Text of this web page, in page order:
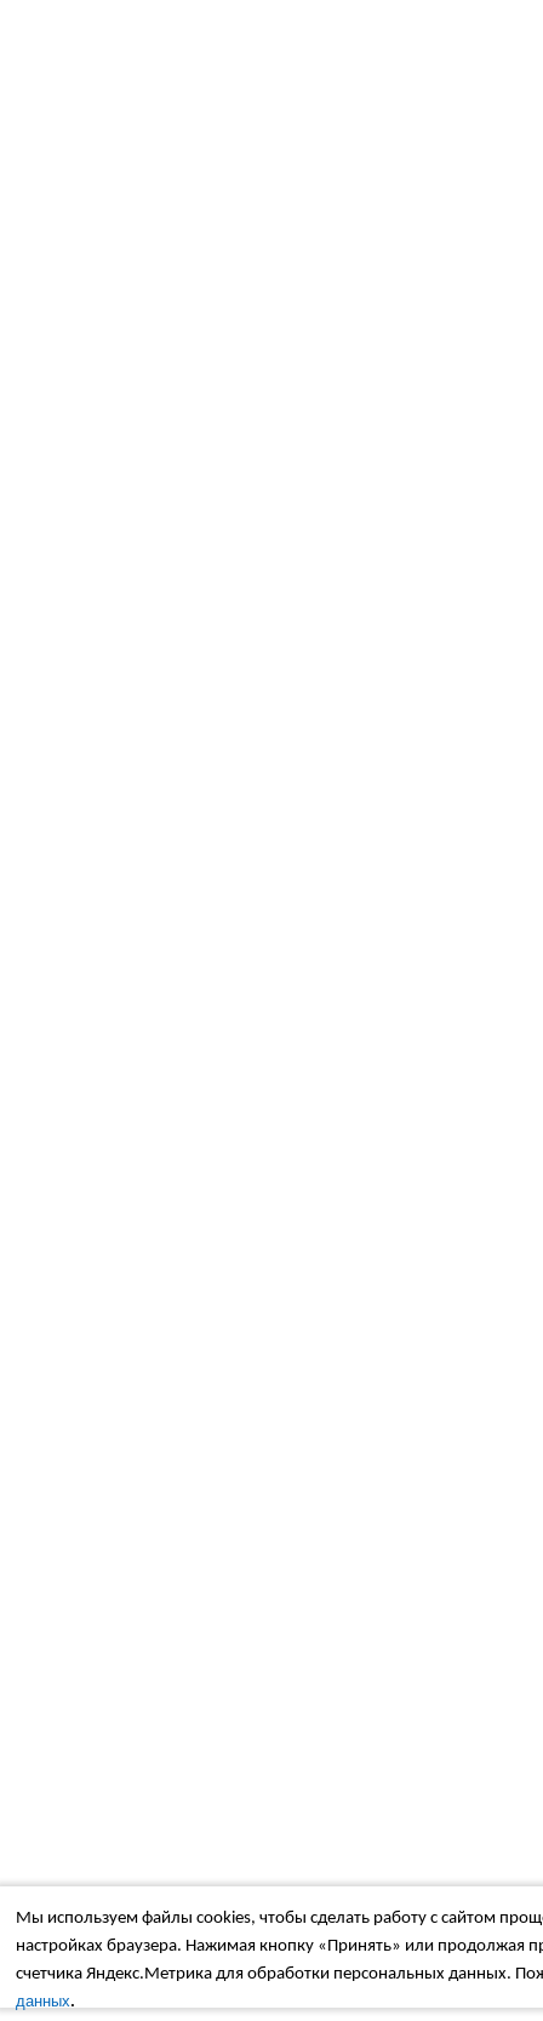
Мы используем файлы cookies, чтобы сделать работу с сайтом
настройках браузера. Нажимая кнопку «Принять» или продолжая
счетчика Яндекс.Метрика для обработки персональных данных.
данных.